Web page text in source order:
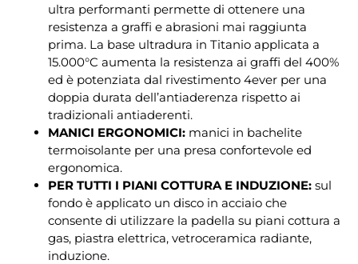
ultra performanti permette di ottenere una
resistenza a graffi e abrasioni mai raggiunta
prima. La base ultradura in Titanio applicata a
15.000°C aumenta la resistenza ai graffi del 400%
ed è potenziata dal rivestimento 4ever per una
doppia durata dell’antiaderenza rispetto ai
tradizionali antiaderenti.
MANICI ERGONOMICI: manici in bachelite
termoisolante per una presa confortevole ed
ergonomica.
PER TUTTI I PIANI COTTURA E INDUZIONE: sul
fondo è applicato un disco in acciaio che
consente di utilizzare la padella su piani cottura a
gas, piastra elettrica, vetroceramica radiante,
induzione.